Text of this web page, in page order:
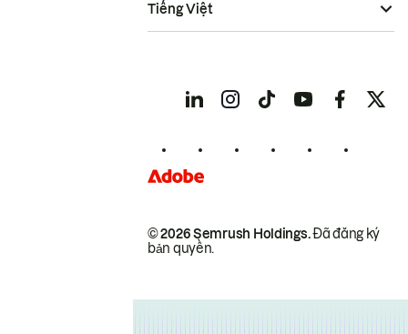
© 2026 Semrush Holdings.Đã đăng ký
bản quyền.
Tiếng Việt